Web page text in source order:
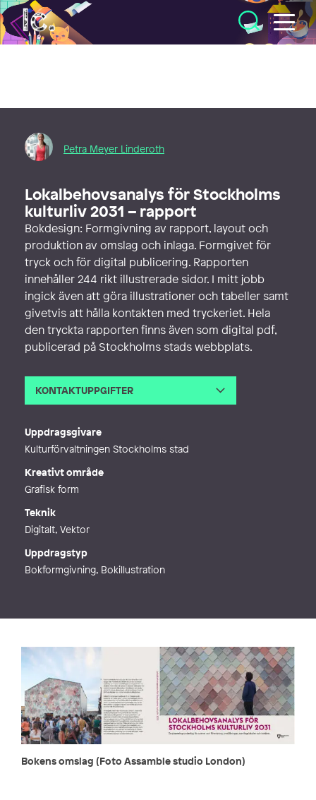
Illustratörcentrum
Petra Meyer Linderoth
Lokalbehovsanalys för Stockholms
kulturliv 2031 – rapport
Bokdesign: Formgivning av rapport, layout och
produktion av omslag och inlaga. Formgivet för
tryck och för digital publicering. Rapporten
innehåller 244 rikt illustrerade sidor. I mitt jobb
ingick även att göra illustrationer och tabeller samt
givetvis att hålla kontakten med tryckeriet. Hela
den tryckta rapporten finns även som digital pdf,
publicerad på Stockholms stads webbplats.
KONTAKTUPPGIFTER
Uppdragsgivare
Kulturförvaltningen Stockholms stad
Kreativt område
Grafisk form
Teknik
Digitalt, Vektor
Uppdragstyp
Bokformgivning, Bokillustration
Bokens omslag (Foto Assamble studio London)